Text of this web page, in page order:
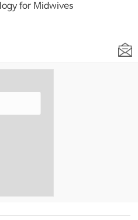
for Midwives